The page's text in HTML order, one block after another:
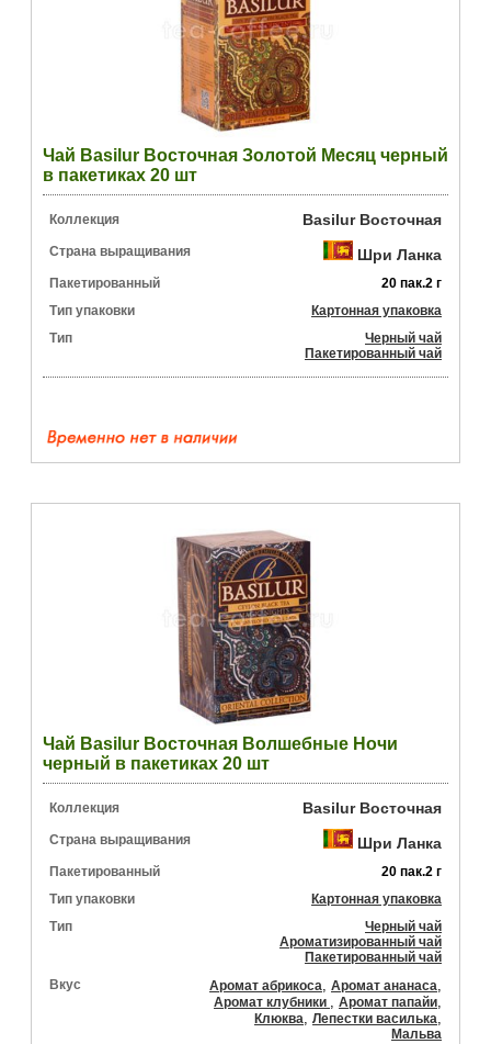
Чай Basilur Восточная Золотой Месяц черный
в пакетиках 20 шт
Коллекция Basilur Восточная
Страна выращивания Шри Ланка
Пакетированный
20 пак.2 г
Тип упаковки
Картонная упаковка
Тип
Черный чай
Пакетированный чай
Чай Basilur Восточная Волшебные Ночи
черный в пакетиках 20 шт
Коллекция Basilur Восточная
Страна выращивания Шри Ланка
Пакетированный
20 пак.2 г
Тип упаковки
Картонная упаковка
Тип
Черный чай
Ароматизированный чай
Пакетированный чай
Вкус
Аромат абрикоса, Аромат ананаса,
Аромат клубники , Аромат папайи,
Клюква, Лепестки василька,
Мальва